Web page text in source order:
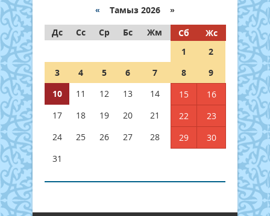
« Тамыз 2026 »
Дс
Сс Ср Бс Жм Сб
Жс
1
2
3
4 5 6 7 8
9
10
11 12 13 14 15
16
17
18 19 20 21 22
23
24
25 26 27 28 29
30
31